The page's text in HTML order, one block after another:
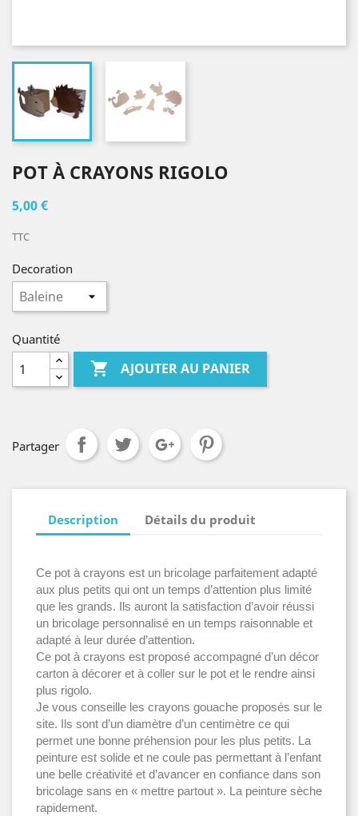
POT À CRAYONS RIGOLO
5,00 €
TTC
Decoration
Quantité
 AJOUTER AU PANIER
Partager
Description Détails du produit
Ce pot à crayons est un bricolage parfaitement adapté
aux plus petits qui ont un temps d’attention plus limité
que les grands. Ils auront la satisfaction d’avoir réussi
un bricolage personnalisé en un temps raisonnable et
adapté à leur durée d’attention.
Ce pot à crayons est proposé accompagné d’un décor
carton à décorer et à coller sur le pot et le rendre ainsi
plus rigolo.
Je vous conseille les crayons gouache proposés sur le
site. Ils sont d’un diamètre d’un centimètre ce qui
permet une bonne préhension pour les plus petits. La
peinture est solide et ne coule pas permettant à l’enfant
une belle créativité et d’avancer en confiance dans son
bricolage sans en « mettre partout ». La peinture sèche
rapidement.